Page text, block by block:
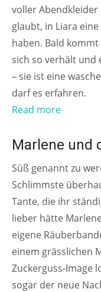
voller
glaubt, in Liara
haben. Bald
sich so verhält
– sie ist eine
darf es erfahren.
Read more
AB 6 JAHREN
Marlene und
Süß genannt zu
Schlimmste
Tante, die ihr
lieber hätte
eigene
einem grässlichen
Zuckerguss-Image
sogar der neue